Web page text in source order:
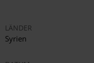
LÄNDER
Syrien